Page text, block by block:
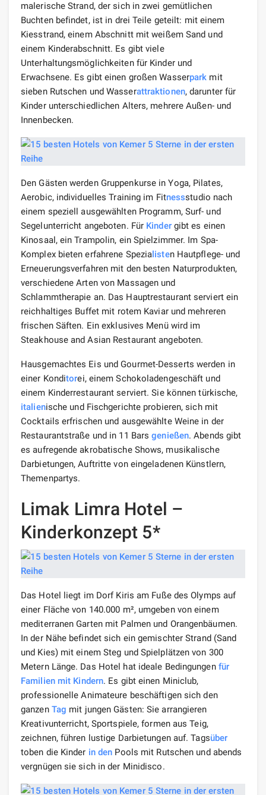
malerische Strand, der sich in zwei gemütlichen
Buchten befindet, ist in drei Teile geteilt: mit einem
Kiesstrand, einem Abschnitt mit weißem Sand und
einem Kinderabschnitt. Es gibt viele
Unterhaltungsmöglichkeiten für Kinder und
Erwachsene. Es gibt einen großen Wasserpark mit
sieben Rutschen und Wasserattraktionen, darunter für
Kinder unterschiedlichen Alters, mehrere Außen- und
Innenbecken.
Den Gästen werden Gruppenkurse in Yoga, Pilates,
Aerobic, individuelles Training im Fitnessstudio nach
einem speziell ausgewählten Programm, Surf- und
Segelunterricht angeboten. Für Kindergibt es einen
Kinosaal, ein Trampolin, ein Spielzimmer. Im Spa-
Komplex bieten erfahrene Spezialisten Hautpflege- und
Erneuerungsverfahren mit den besten Naturprodukten,
verschiedene Arten von Massagen und
Schlammtherapie an. Das Hauptrestaurant serviert ein
reichhaltiges Buffet mit rotem Kaviar und mehreren
frischen Säften. Ein exklusives Menü wird im
Steakhouse and Asian Restaurant angeboten.
Hausgemachtes Eis und Gourmet-Desserts werden in
einer Konditorei, einem Schokoladengeschäft und
einem Kinderrestaurant serviert. Sie können türkische,
italienische und Fischgerichte probieren, sich mit
Cocktails erfrischen und ausgewählte Weine in der
Restaurantstraße und in 11 Barsgenießen. Abends gibt
es aufregende akrobatische Shows, musikalische
Darbietungen, Auftritte von eingeladenen Künstlern,
Themenpartys.
Limak Limra Hotel –
Kinderkonzept 5*
Das Hotel liegt im Dorf Kiris am Fuße des Olymps auf
einer Fläche von 140.000 m², umgeben von einem
mediterranen Garten mit Palmen und Orangenbäumen.
In der Nähe befindet sich ein gemischter Strand (Sand
und Kies) mit einem Steg und Spielplätzen von 300
Metern Länge. Das Hotel hat ideale Bedingungen für
Familien mit Kindern. Es gibt einen Miniclub,
professionelle Animateure beschäftigen sich den
ganzen Tag mit jungen Gästen: Sie arrangieren
Kreativunterricht, Sportspiele, formen aus Teig,
zeichnen, führen lustige Darbietungen auf. Tagsüber
toben die Kinder in den Pools mit Rutschen und abends
vergnügen sie sich in der Minidisco.